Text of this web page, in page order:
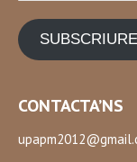
CONTACTA’NS